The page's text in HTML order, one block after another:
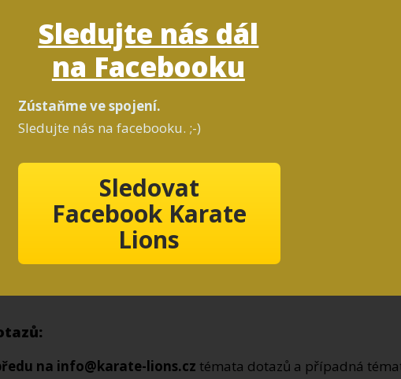
karate a možnost individuální přípravy…
– leden/únor/březen 2016?
odpoledne…ale nesmeji jit vsichni za karatisty :-D)
a asistentů v klubu
v roce 2014
tréninky,…)
přehledu klubu za rok 2014
vyžádání k nahlédnutí)
na info@karate-lions.cz témata dotazů a případná
Sledujte nás dál
na Facebooku
Zústaňme ve spojení.
Sledujte nás na facebooku. ;-)
Sledovat
Facebook Karate
Lions